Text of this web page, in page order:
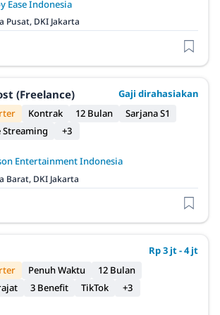
Ease Indonesia
Pusat, DKI Jakarta
(Freelance)
Gaji dirahasiakan
Kontrak 12 Bulan
Sarjana S1
Streaming +3
Entertainment Indonesia
Barat, DKI Jakarta
Rp 3 jt - 4 jt
Penuh Waktu
12 Bulan
3 Benefit TikTok +3